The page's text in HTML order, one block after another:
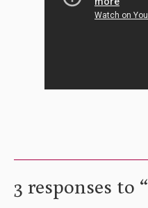
3 responses to “